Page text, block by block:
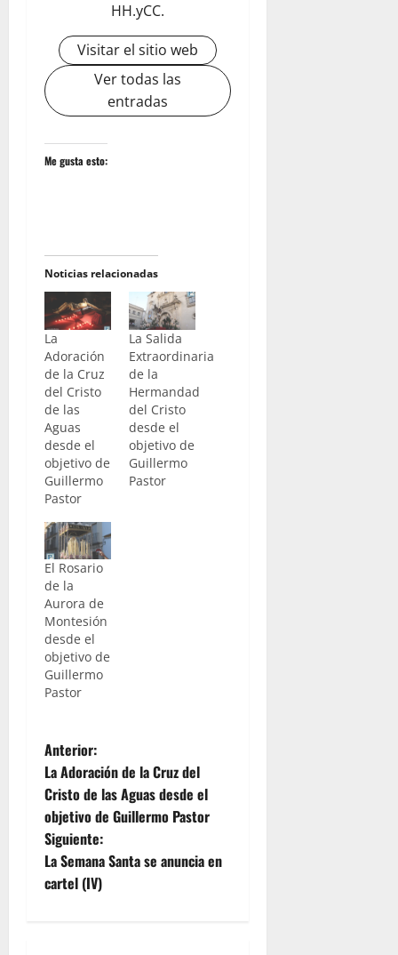
HH.yCC.
Visitar el sitio web
Ver todas las
entradas
Me gusta esto:
Noticias relacionadas
La
Adoración
de la Cruz
del Cristo
de las
Aguas
desde el
objetivo de
Guillermo
Pastor
La Salida
Extraordinaria
de la
Hermandad
del Cristo
desde el
objetivo de
Guillermo
Pastor
El Rosario
de la
Aurora de
Montesión
desde el
objetivo de
Guillermo
Pastor
N
a
v
e
Anterior:
La Adoración de la Cruz del
Cristo de las Aguas desde el
objetivo de Guillermo Pastor
Siguiente:
La Semana Santa se anuncia en
cartel (IV)